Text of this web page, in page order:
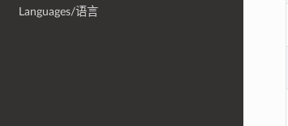
Languages/语言